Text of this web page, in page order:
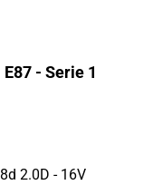
- Serie 1
2.0D - 16V